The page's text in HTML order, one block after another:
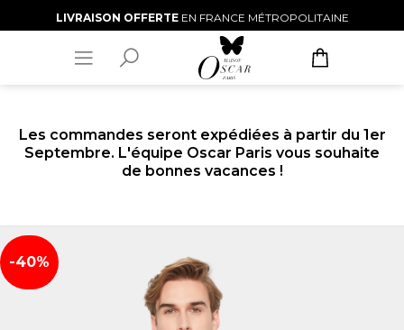
Les commandes seront expédiées à partir du 1er
Septembre. L'équipe Oscar Paris vous souhaite
de bonnes vacances !
LIVRAISON OFFERTEEN FRANCE MÉTROPOLITAINE
-40%